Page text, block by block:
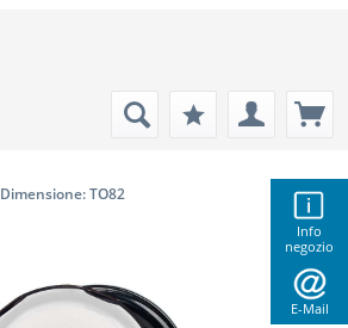
Info
negozio
E-Mail
Dimensione: TO82